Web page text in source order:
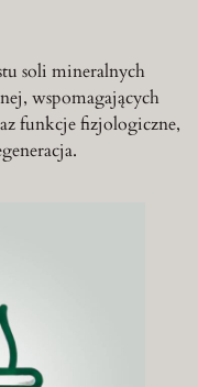
soli mineralnych
wspomagających
funkcje fizjologiczne,